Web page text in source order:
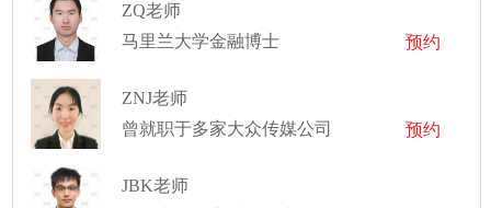
ZQ老师
马里兰大学金融博士
预约
ZNJ老师
曾就职于多家大众传媒公司
预约
JBK老师